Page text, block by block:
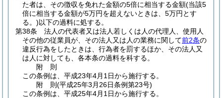
た者は、その徴収を免れた金額の5倍に相当する金額(当該5
倍に相当する金額が5万円を超えないときは、5万円とす
る。)以下の過料に処する。
第38条
法人の代表者又は法人若しくは人の代理人、使用人
その他の従業員が、その法人又は人の業務に関して前2条の
違反行為をしたときは、行為者を罰するほか、その法人又
は人に対しても、各本条の過料を科する。
附 則
この条例は、平成23年4月1日から施行する。
附 則(平成25年3月26日条例第23号)
この条例は、平成25年4月1日から施行する。